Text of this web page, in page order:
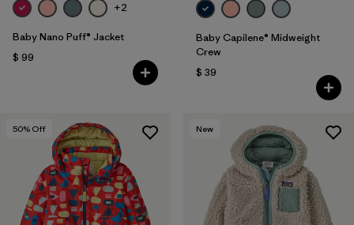
+2
Baby Nano Puff® Jacket
$ 99
Baby Capilene® Midweight
Crew
$ 39
50% Off New